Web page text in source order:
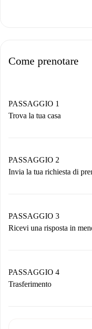
Come prenotare
PASSAGGIO 1
Trova la tua casa
Hai tutte le
PASSAGGIO 2
Invia la tua richiesta di
non accetta.
PASSAGGIO 3
Ricevi una risposta in
contatto con il
Se rifiutata: non ti
PASSAGGIO 4
Trasferimento